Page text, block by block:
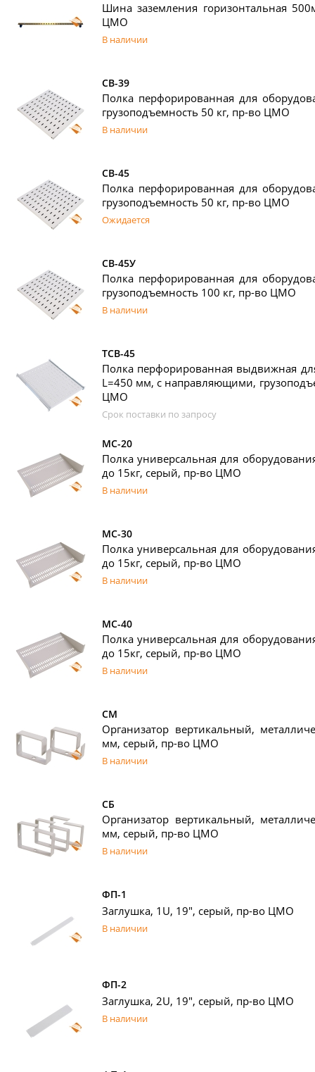
Шина заземления горизонтальная
ЦМО
В наличии
СВ-39
Полка перфорированная для
грузоподъемность 50 кг, пр-во ЦМО
В наличии
СВ-45
Полка перфорированная для
грузоподъемность 50 кг, пр-во ЦМО
Ожидается
СВ-45У
Полка перфорированная для
грузоподъемность 100 кг, пр-во ЦМО
В наличии
ТСВ-45
Полка перфорированная выдвижная
L=450 мм, с направляющими,
ЦМО
Срок поставки по запросу
МС-20
Полка универсальная для
до 15кг, серый, пр-во ЦМО
В наличии
МС-30
Полка универсальная для
до 15кг, серый, пр-во ЦМО
В наличии
МС-40
Полка универсальная для
до 15кг, серый, пр-во ЦМО
В наличии
СМ
Организатор вертикальный,
мм, серый, пр-во ЦМО
В наличии
СБ
Организатор вертикальный,
мм, серый, пр-во ЦМО
В наличии
ФП-1
Заглушка, 1U, 19", серый, пр-во ЦМО
В наличии
ФП-2
Заглушка, 2U, 19", серый, пр-во ЦМО
В наличии